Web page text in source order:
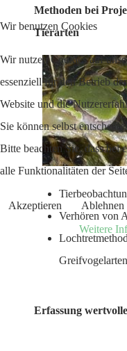
Methoden bei
Tierarten
Verhören von
Greifvogelarten
Erfassung
Wir benutzen Cookies
Wir nutzen Cookies auf
essenziell für den Betrieb
Website und die
Sie können selbst
Bitte beachten Sie, dass
alle Funktionalitäten der
Akzeptieren
Ablehnen
Weitere